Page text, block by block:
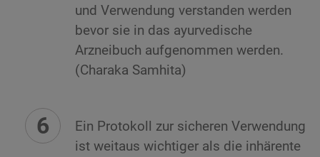
und Verwendung verstanden werden
bevor sie in das ayurvedische
Arzneibuch aufgenommen werden.
(Charaka Samhita)
Ein Protokoll zur sicheren Verwendung
ist weitaus wichtiger als die inhärente